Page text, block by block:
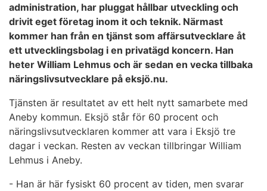
administration, har pluggat hållbar utveckling och
drivit eget företag inom it och teknik. Närmast
kommer han från en tjänst som affärsutvecklare åt
ett utvecklingsbolag i en privatägd koncern. Han
heter William Lehmus och är sedan en vecka tillbaka
näringslivsutvecklare på eksjö.nu.
Tjänsten är resultatet av ett helt nytt samarbete med
Aneby kommun. Eksjö står för 60 procent och
näringslivsutvecklaren kommer att vara i Eksjö tre
dagar i veckan. Resten av veckan tillbringar William
Lehmus i Aneby.
- Han är här fysiskt 60 procent av tiden, men svarar